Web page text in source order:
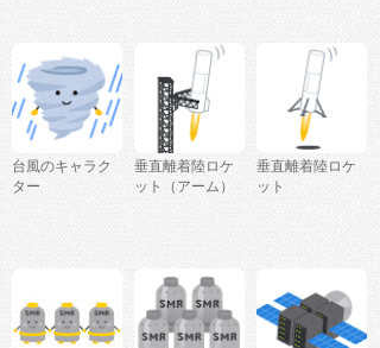
台風のキャラク
ター
垂直離着陸ロケ
ット（アーム）
垂直離着陸ロケ
ット